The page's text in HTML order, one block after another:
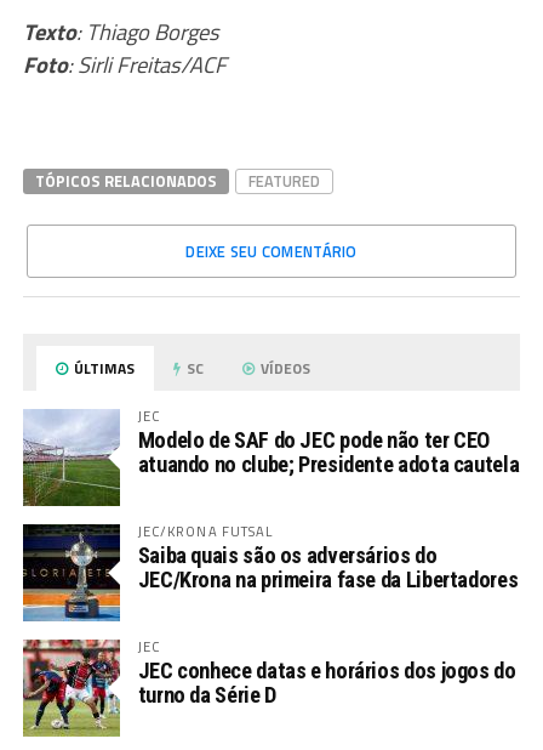
Texto: Thiago Borges
Foto: Sirli Freitas/ACF
TÓPICOS RELACIONADOS FEATURED
DEIXE SEU COMENTÁRIO
ÚLTIMAS SC VÍDEOS
JEC
Modelo de SAF do JEC pode não ter CEO
atuando no clube; Presidente adota cautela
JEC/KRONA FUTSAL
Saiba quais são os adversários do
JEC/Krona na primeira fase da Libertadores
JEC
JEC conhece datas e horários dos jogos do
turno da Série D